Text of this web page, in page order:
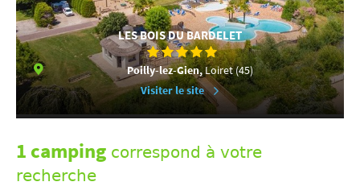
LES BOIS DU BARDELET
Poilly-lez-Gien,Loiret (45)
Visiter le site
1 camping correspond à votre
recherche